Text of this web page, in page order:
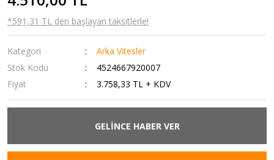
*591,31 TL den başlayan taksitlerle!
Kategori
Arka Vitesler
Stok Kodu
4524667920007
Fiyat
3.758,33 TL + KDV
GELİNCE HABER VER